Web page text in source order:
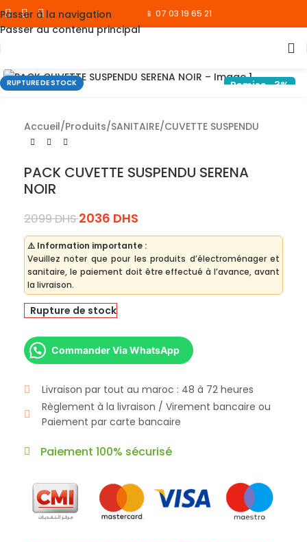
Passer à la navigation
Passer au contenu principal
📱 07 03 19 65 21
RUPTURE DE STOCK Remise -3%
Accueil/Produits/SANITAIRE/CUVETTE SUSPENDU
PACK CUVETTE SUSPENDU SERENA
NOIR
2099DHS 2036 DHS
⚠️ Information importante :
Veuillez noter que pour les produits d’électroménager et
sanitaire, le paiement doit être effectué à l’avance, avant
la livraison.
Rupture de stock
Commander Via WhatsApp
Livraison par tout au maroc : 48 à 72 heures
Règlement à la livraison / Virement bancaire ou
Paiement par carte bancaire
Paiement 100% sécurisé